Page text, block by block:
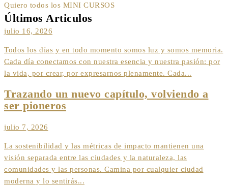
Quiero todos los MINI CURSOS
Últimos Articulos
julio 16, 2026
Todos los días y en todo momento somos luz y somos memoria.
Cada día conectamos con nuestra esencia y nuestra pasión: por
la vida, por crear, por expresarnos plenamente. Cada...
Trazando un nuevo capítulo, volviendo a
ser pioneros
julio 7, 2026
La sostenibilidad y las métricas de impacto mantienen una
visión separada entre las ciudades y la naturaleza, las
comunidades y las personas. Camina por cualquier ciudad
moderna y lo sentirás...